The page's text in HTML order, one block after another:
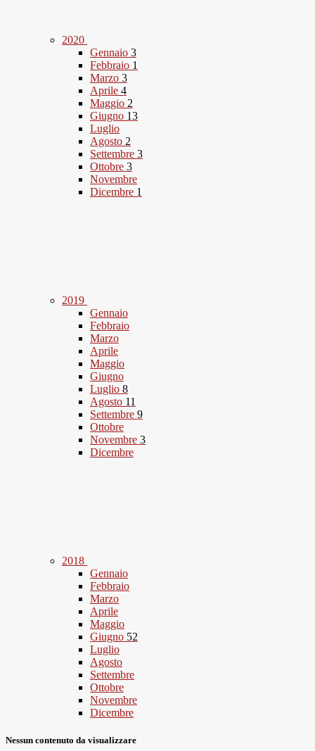
2020
Gennaio 3
Febbraio 1
Marzo 3
Aprile 4
Maggio 2
Giugno 13
Luglio
Agosto 2
Settembre 3
Ottobre 3
Novembre
Dicembre 1
2019
Gennaio
Febbraio
Marzo
Aprile
Maggio
Giugno
Luglio 8
Agosto 11
Settembre 9
Ottobre
Novembre 3
Dicembre
2018
Gennaio
Febbraio
Marzo
Aprile
Maggio
Giugno 52
Luglio
Agosto
Settembre
Ottobre
Novembre
Dicembre
Nessun contenuto da visualizzare